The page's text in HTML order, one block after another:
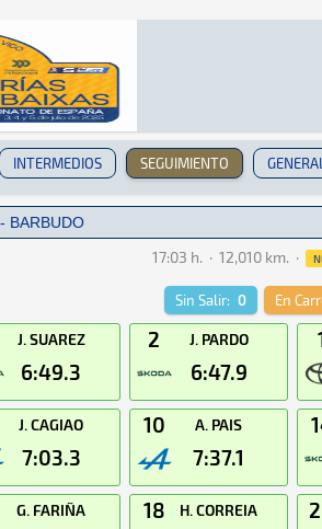
Rally · Rallye
INTERMEDIOS SEGUIMIENTO GENERAL
17:03 h. · 12,010 km. ·
Sin Salir: 0 En
J. SUAREZ
6:49.3
2 J. PARDO
6:47.9
J. CAGIAO
7:03.3
10 A. PAIS
7:37.1
G. FARIÑA 18 H. CORREIA